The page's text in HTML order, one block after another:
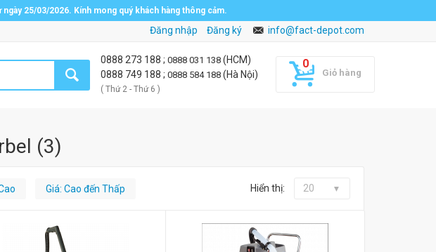
25/03/2026. Kính mong quý khách hàng thông cảm.
Đăng nhập Đăng ký info@fact-depot.com
Giỏ hàng
0888 273 188 ; 0888 031 138 (HCM)
0888 749 188 ; 0888 584 188 (Hà Nội)
( Thứ 2 - Thứ 6 )
(3)
Hiển thị: 20
Giá: Cao đến Thấp